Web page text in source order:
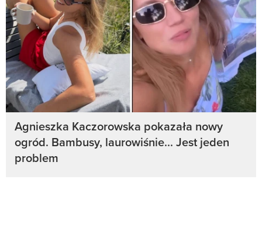
Agnieszka Kaczorowska pokazała nowy
ogród. Bambusy, laurowiśnie... Jest jeden
problem